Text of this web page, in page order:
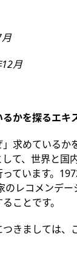
月
かを探るエキ
求めている
て、世界と
ています。
のレコメンデー
ことです。
きましては、